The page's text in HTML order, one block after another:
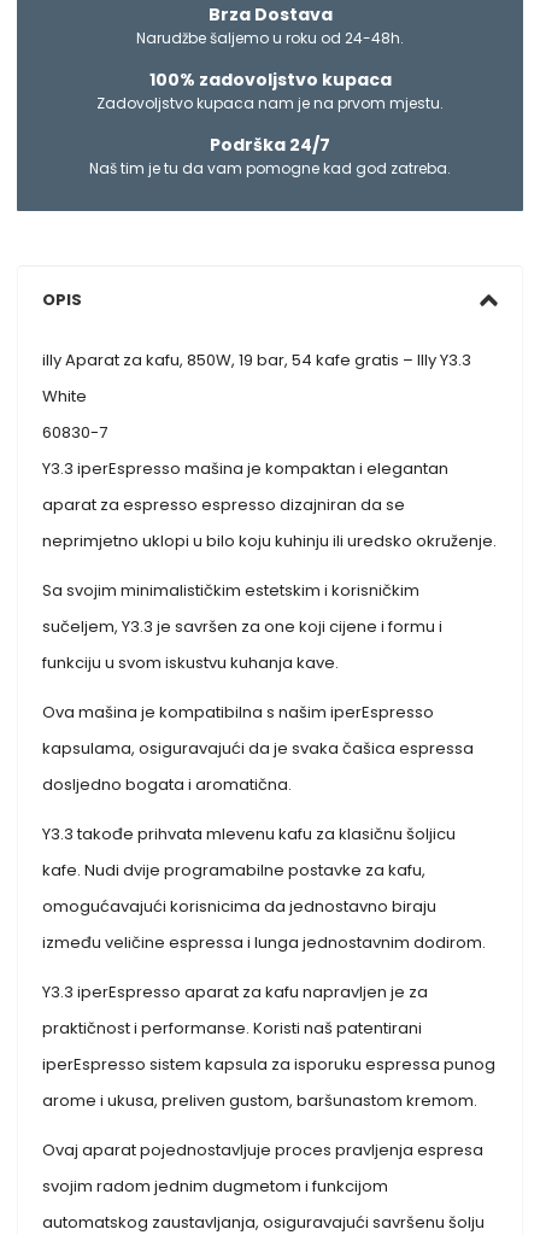
Brza Dostava
Narudžbe šaljemo u roku od 24-48h.
100% zadovoljstvo kupaca
Zadovoljstvo kupaca nam je na prvom mjestu.
Podrška 24/7
Naš tim je tu da vam pomogne kad god zatreba.
OPIS
illy Aparat za kafu, 850W, 19 bar, 54 kafe gratis – Illy Y3.3
White
60830-7
Y3.3 iperEspresso mašina je kompaktan i elegantan
aparat za espresso espresso dizajniran da se
neprimjetno uklopi u bilo koju kuhinju ili uredsko okruženje.
Sa svojim minimalističkim estetskim i korisničkim
sučeljem, Y3.3 je savršen za one koji cijene i formu i
funkciju u svom iskustvu kuhanja kave.
Ova mašina je kompatibilna s našim iperEspresso
kapsulama, osiguravajući da je svaka čašica espressa
dosljedno bogata i aromatična.
Y3.3 takođe prihvata mlevenu kafu za klasičnu šoljicu
kafe. Nudi dvije programabilne postavke za kafu,
omogućavajući korisnicima da jednostavno biraju
između veličine espressa i lunga jednostavnim dodirom.
Y3.3 iperEspresso aparat za kafu napravljen je za
praktičnost i performanse. Koristi naš patentirani
iperEspresso sistem kapsula za isporuku espressa punog
arome i ukusa, preliven gustom, baršunastom kremom.
Ovaj aparat pojednostavljuje proces pravljenja espresa
svojim radom jednim dugmetom i funkcijom
automatskog zaustavljanja, osiguravajući savršenu šolju